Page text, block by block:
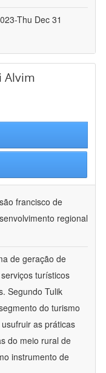
Thu Dec 31
Alvim
francisco de
regional
de geração de
turísticos
Segundo Tulik
do turismo
as práticas
do meio rural de
instrumento de